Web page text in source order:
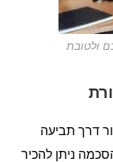
ולטובת
דרך תביעה
ניתן להכיר